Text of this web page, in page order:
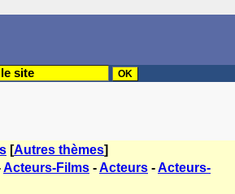
[Autres thèmes]
Acteurs-Films -Acteurs -Acteurs-